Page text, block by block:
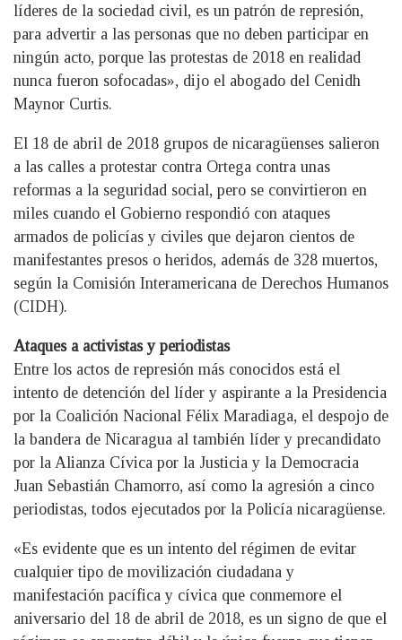
líderes de la sociedad civil, es un patrón de represión,
para advertir a las personas que no deben participar en
ningún acto, porque las protestas de 2018 en realidad
nunca fueron sofocadas», dijo el abogado del Cenidh
Maynor Curtis.
El 18 de abril de 2018 grupos de nicaragüenses salieron
a las calles a protestar contra Ortega contra unas
reformas a la seguridad social, pero se convirtieron en
miles cuando el Gobierno respondió con ataques
armados de policías y civiles que dejaron cientos de
manifestantes presos o heridos, además de 328 muertos,
según la Comisión Interamericana de Derechos Humanos
(CIDH).
Ataques a activistas y periodistas
Entre los actos de represión más conocidos está el
intento de detención del líder y aspirante a la Presidencia
por la Coalición Nacional Félix Maradiaga, el despojo de
la bandera de Nicaragua al también líder y precandidato
por la Alianza Cívica por la Justicia y la Democracia
Juan Sebastián Chamorro, así como la agresión a cinco
periodistas, todos ejecutados por la Policía nicaragüense.
«Es evidente que es un intento del régimen de evitar
cualquier tipo de movilización ciudadana y
manifestación pacífica y cívica que conmemore el
aniversario del 18 de abril de 2018, es un signo de que el